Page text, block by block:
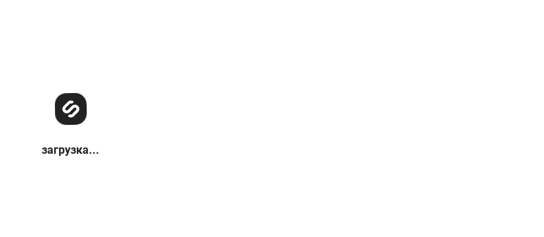
загрузка...